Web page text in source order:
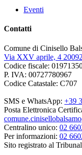
Eventi
Contatti
Comune di Cinisello
Via XXV aprile, 4
Codice fiscale:
P. IVA: 00727780967
Codice Catastale: C707
SMS e WhatsApp: +39
Posta Elettronica
Centralino unico: 02
Per informazioni: 02
Sito registrato al